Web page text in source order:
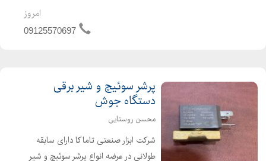
انواع فلزات ، شیشه و چرم مقاوم در برابر
حرارت گچ خط کشی صنعتی مناسب خط
امروز
09125570697
پرشر سوئیچ و شیر برقی
دستگاه جوش
محسن روستایی
شرکت ابزار صنعتی تاماکا دارای سابقه
طولانی در عرضه انواع پرشر سوئیچ و شیر